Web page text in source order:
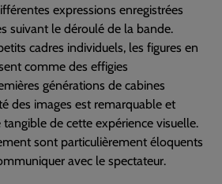
expressions enregistrées
suivant le déroulé de la bande.
cadres individuels, les figures en
comme des effigies
générations de cabines
des images est remarquable et
de cette expérience visuelle.
sont particulièrement éloquents
avec le spectateur.